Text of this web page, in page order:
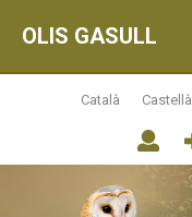
Català Castellà
OLIS GASULL